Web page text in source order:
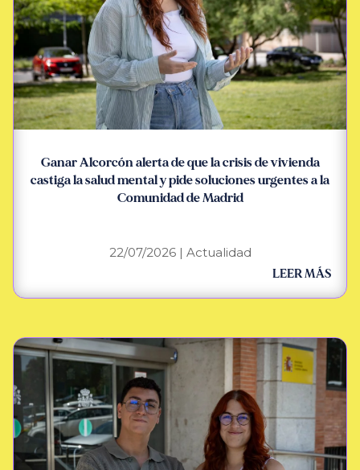
Ganar Alcorcón alerta de que la crisis de vivienda
castiga la salud mental y pide soluciones urgentes a la
Comunidad de Madrid
22/07/2026| Actualidad
LEER MÁS